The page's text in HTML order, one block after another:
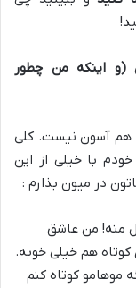
(و اینکه من چطور
هم آسون نیست. کلی
با خیلی از این
در میون بذارم :
منه! من عاشق
هم خیلی خوبه.
کوتاه کنم